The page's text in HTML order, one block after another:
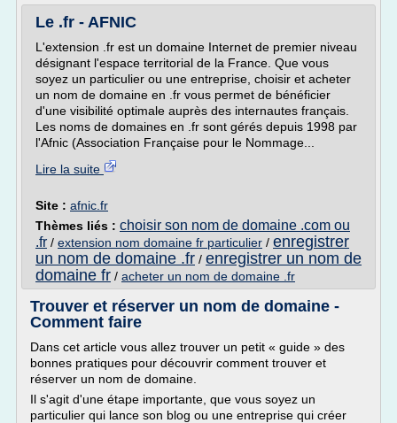
Le .fr - AFNIC
L'extension .fr est un domaine Internet de premier niveau
désignant l'espace territorial de la France. Que vous
soyez un particulier ou une entreprise, choisir et acheter
un nom de domaine en .fr vous permet de bénéficier
d'une visibilité optimale auprès des internautes français.
Les noms de domaines en .fr sont gérés depuis 1998 par
l'Afnic (Association Française pour le Nommage...
Lire la suite
Site : afnic.fr
Thèmes liés : choisir son nom de domaine .com ou
.fr / extension nom domaine fr particulier / enregistrer
un nom de domaine .fr / enregistrer un nom de
domaine fr / acheter un nom de domaine .fr
Trouver et réserver un nom de domaine -
Comment faire
Dans cet article vous allez trouver un petit « guide » des
bonnes pratiques pour découvrir comment trouver et
réserver un nom de domaine.
Il s'agit d'une étape importante, que vous soyez un
particulier qui lance son blog ou une entreprise qui créer